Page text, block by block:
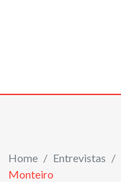
Home / Entrevistas /
Monteiro